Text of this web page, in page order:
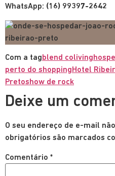
WhatsApp: (16) 99397-2642
Com a tagblend coliving
perto do shoppingHotel
Pretoshow de rock
Deixe um
O seu endereço de e-mail
obrigatórios são marcados
Comentário *